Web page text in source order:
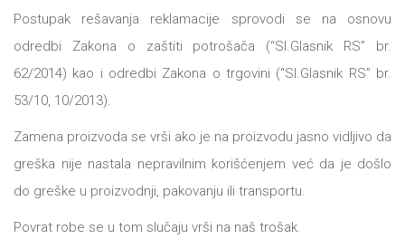
Postupak rešavanja reklamacije sprovodi se na osnovu
odredbi Zakona o zaštiti potrošača (“Sl.Glasnik RS” br.
62/2014) kao i odredbi Zakona o trgovini (“Sl.Glasnik RS” br.
53/10, 10/2013).
Zamena proizvoda se vrši ako je na proizvodu jasno vidljivo da
greška nije nastala nepravilnim korišćenjem već da je došlo
do greške u proizvodnji, pakovanju ili transportu.
Povrat robe se u tom slučaju vrši na naš trošak.